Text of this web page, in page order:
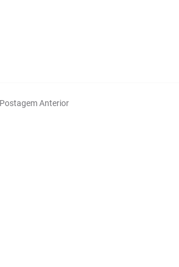
Postagem Anterior